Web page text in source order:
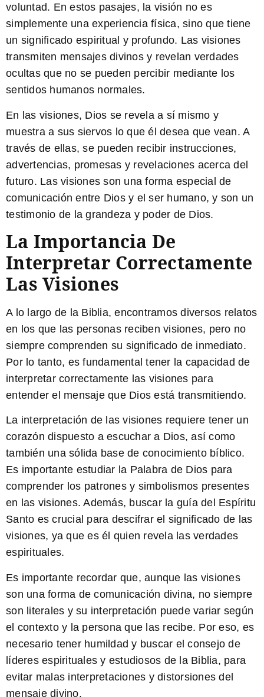
voluntad. En estos pasajes, la visión no es
simplemente una experiencia física, sino que tiene
un significado espiritual y profundo. Las visiones
transmiten mensajes divinos y revelan verdades
ocultas que no se pueden percibir mediante los
sentidos humanos normales.
En las visiones, Dios se revela a sí mismo y
muestra a sus siervos lo que él desea que vean. A
través de ellas, se pueden recibir instrucciones,
advertencias, promesas y revelaciones acerca del
futuro. Las visiones son una forma especial de
comunicación entre Dios y el ser humano, y son un
testimonio de la grandeza y poder de Dios.
La Importancia De
Interpretar Correctamente
Las Visiones
A lo largo de la Biblia, encontramos diversos relatos
en los que las personas reciben visiones, pero no
siempre comprenden su significado de inmediato.
Por lo tanto, es fundamental tener la capacidad de
interpretar correctamente las visiones para
entender el mensaje que Dios está transmitiendo.
La interpretación de las visiones requiere tener un
corazón dispuesto a escuchar a Dios, así como
también una sólida base de conocimiento bíblico.
Es importante estudiar la Palabra de Dios para
comprender los patrones y simbolismos presentes
en las visiones. Además, buscar la guía del Espíritu
Santo es crucial para descifrar el significado de las
visiones, ya que es él quien revela las verdades
espirituales.
Es importante recordar que, aunque las visiones
son una forma de comunicación divina, no siempre
son literales y su interpretación puede variar según
el contexto y la persona que las recibe. Por eso, es
necesario tener humildad y buscar el consejo de
líderes espirituales y estudiosos de la Biblia, para
evitar malas interpretaciones y distorsiones del
mensaje divino.